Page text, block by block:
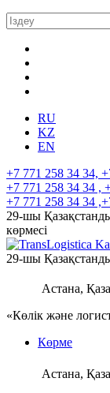
RU
KZ
EN
+7 771 258 34 34,
+7 771 258 34 34 ,
+7 771 258 34 34
29-шы
көрмесі
Астана,
29-шы
«Көлік және
Астана,
Көрме